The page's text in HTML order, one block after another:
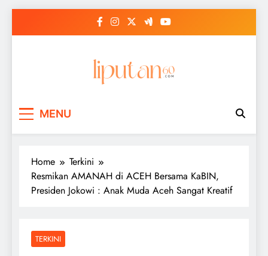
MENU
Home
Terkini
Resmikan AMANAH di ACEH Bersama KaBIN,
Presiden Jokowi : Anak Muda Aceh Sangat Kreatif
TERKINI